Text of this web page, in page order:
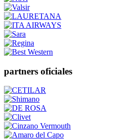
partners oficiales